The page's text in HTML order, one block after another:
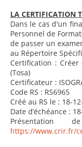
LA CERTIFICATION
Dans le cas d'un
Personnel de
de passer un
au Répertoire
Certification :
(Tosa)
Certificateur :
Code RS : RS6965
Créé au RS le : 18-
Date d’échéance :
https://www.crir.fr/